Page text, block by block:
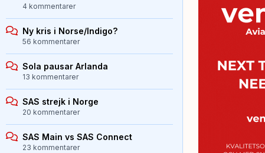
4 kommentarer
Ny kris i Norse/Indigo?
56 kommentarer
Sola pausar Arlanda
13 kommentarer
SAS strejk i Norge
20 kommentarer
SAS Main vs SAS Connect
23 kommentarer